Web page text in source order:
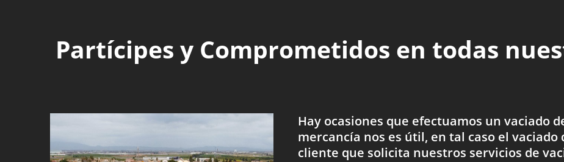
Partícipes y Comprometidos en todas
Hay ocasiones que efectuamos un vaciado
mercancía nos es útil, en tal caso el
cliente que solicita nuestros servicios de